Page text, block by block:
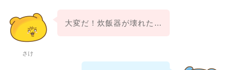
さけ
大変だ！炊飯器が壊れた…